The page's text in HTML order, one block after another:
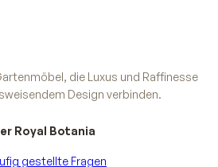
die Luxus und Raffinesse
Design verbinden.
Royal Botania
gestellte Fragen